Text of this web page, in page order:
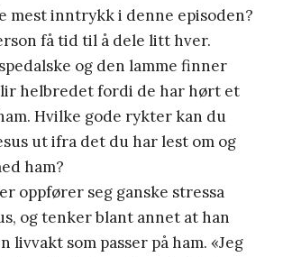
mest inntrykk i denne episoden?
få tid til å dele litt hver.
og den lamme finner
helbredet fordi de har hørt et
Hvilke gode rykter kan du
ut ifra det du har lest om og
ham?
oppfører seg ganske stressa
og tenker blant annet at han
livvakt som passer på ham. «Jeg